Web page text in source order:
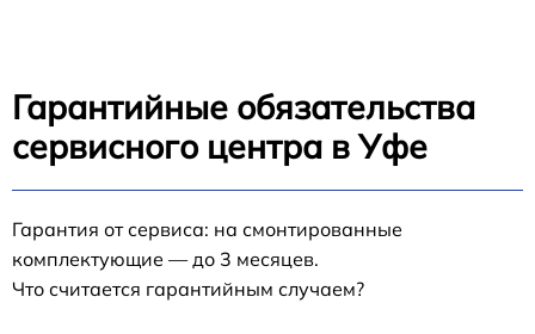
Гарантийные обязательства
сервисного центра в Уфе
Гарантия от сервиса: на смонтированные
комплектующие — до 3 месяцев.
Что считается гарантийным случаем?